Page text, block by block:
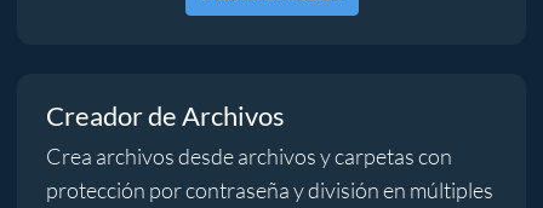
Creador de Archivos
Crea archivos desde archivos y carpetas con
protección por contraseña y división en múltiples